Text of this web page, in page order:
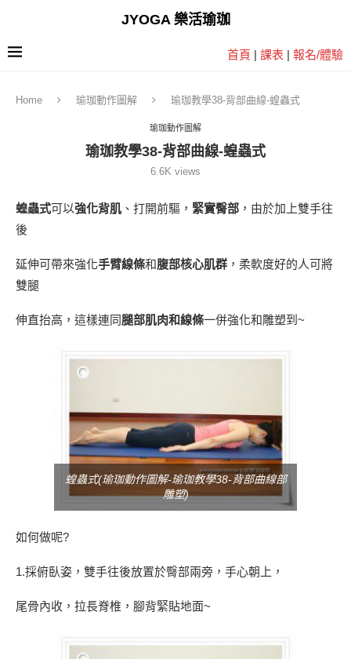
JYOGA 樂活瑜珈
首頁 | 課表 | 報名/體驗
Home 瑜珈動作圖解 瑜珈教學38-背部曲線-蝗蟲式
瑜珈動作圖解
瑜珈教學38-背部曲線-蝗蟲式
6.6K views
蝗蟲式可以強化背肌 、打開前驅， 緊實臀部 ，由於加上雙手往
後
延伸可帶來強化手臂線條和腹部核心肌群 ，柔軟度好的人可將
雙腿
伸直抬高，這樣連同腿部肌肉和線條一併強化和雕塑到~
蝗蟲式(瑜珈動作圖解-瑜珈教學38-背部曲線部
雕塑)
如何做呢?
1.採俯臥姿，雙手往後放置於臀部兩旁，手心朝上，
尾骨內收，拉長脊椎，腳背緊貼地面~